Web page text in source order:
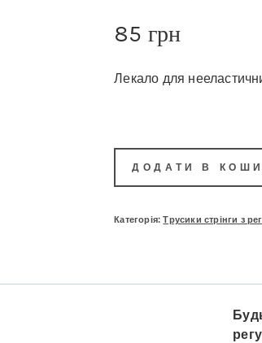
85 грн
Лекало для
ДОДАТИ В
Категорія:Трусики стрінги з